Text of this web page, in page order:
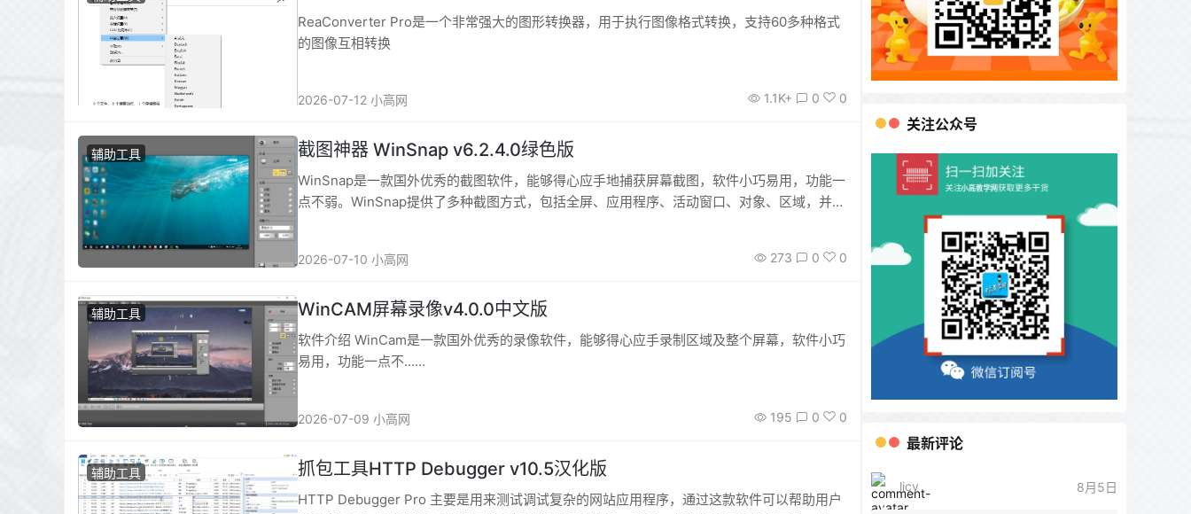
ReaConverter Pro是一个非常强大的图形转换器，用于执行图像格式转换，支持60多种格式
的图像互相转换
2026-07-12 小高网 1.1K+ 0 0
辅助工具 截图神器 WinSnap v6.2.4.0绿色版
WinSnap是一款国外优秀的截图软件，能够得心应手地捕获屏幕截图，软件小巧易用，功能一
点不弱。WinSnap提供了多种截图方式，包括全屏、应用程序、活动窗口、对象、区域，并可
2026-07-10 小高网 273 0 0
辅助工具 WinCAM屏幕录像v4.0.0中文版
软件介绍 WinCam是一款国外优秀的录像软件，能够得心应手录制区域及整个屏幕，软件小巧
易用，功能一点不……
2026-07-09 小高网 195 0 0
辅助工具 抓包工具HTTP Debugger v10.5汉化版
HTTP Debugger Pro 主要是用来测试调试复杂的网站应用程序，通过这款软件可以帮助用户
关注公众号
最新评论
licy 8月5日